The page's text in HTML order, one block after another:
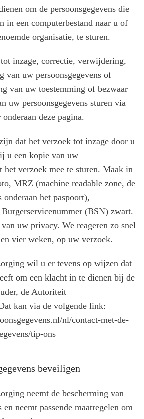
om de persoonsgegevens die
in een computerbestand naar u of
organisatie, te sturen.
inzage, correctie, verwijdering,
van uw persoonsgegevens of
van uw toestemming of bezwaar
uw persoonsgegevens sturen via
deze pagina.
dat het verzoek tot inzage door u
u een kopie van uw
het verzoek mee te sturen. Maak in
MRZ (machine readable zone, de
het paspoort),
(BSN) zwart.
uw privacy. We reageren zo snel
vier weken, op uw verzoek.
wil u er tevens op wijzen dat
om een klacht in te dienen bij de
de Autoriteit
kan via de volgende link:
nl/contact-met-de-
tip-ons
beveiligen
neemt de bescherming van
en neemt passende maatregelen om